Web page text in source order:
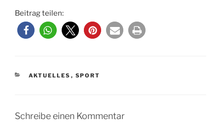
Beitrag teilen:
KATEGORIEN
AKTUELLES , SPORT
Schreibe einen Kommentar